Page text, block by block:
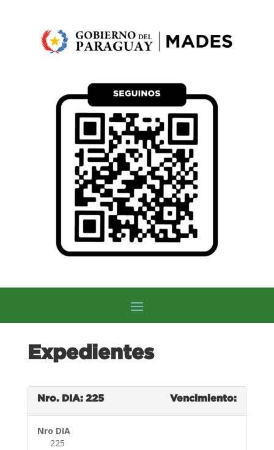
Expedientes
Nro. DIA: 225 Vencimiento:
Nro DIA
225